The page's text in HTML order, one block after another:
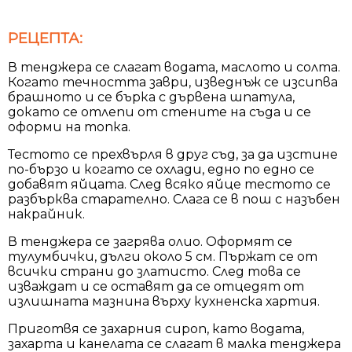
РЕЦЕПТА:
В тенджера се слагат водата, маслото и солта.
Когато течността заври, изведнъж се изсипва
брашното и се бърка с дървена шпатула,
докато се отлепи от стените на съда и се
оформи на топка.
Тестото се прехвърля в друг съд, за да изстине
по-бързо и когато се охлади, едно по едно се
добавят яйцата. След всяко яйце тестото се
разбърква старателно. Слага се в пош с назъбен
накрайник.
В тенджера се загрява олио. Оформят се
тулумбички, дълги около 5 см. Пържат се от
всички страни до златисто. След това се
изваждат и се оставят да се отцедят от
излишната мазнина върху кухненска хартия.
Приготвя се захарния сироп, като водата,
захарта и канелата се слагат в малка тенджера